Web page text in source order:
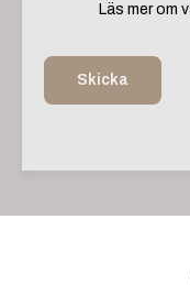
Läs mer om